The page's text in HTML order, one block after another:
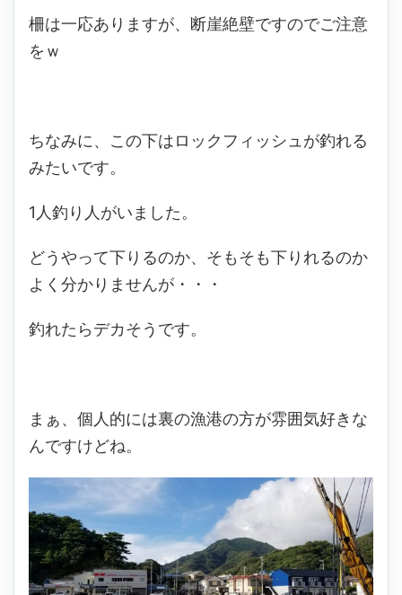
柵は一応ありますが、断崖絶壁ですのでご注意
をｗ
ちなみに、この下はロックフィッシュが釣れる
みたいです。
1人釣り人がいました。
どうやって下りるのか、そもそも下りれるのか
よく分かりませんが・・・
釣れたらデカそうです。
まぁ、個人的には裏の漁港の方が雰囲気好きな
んですけどね。